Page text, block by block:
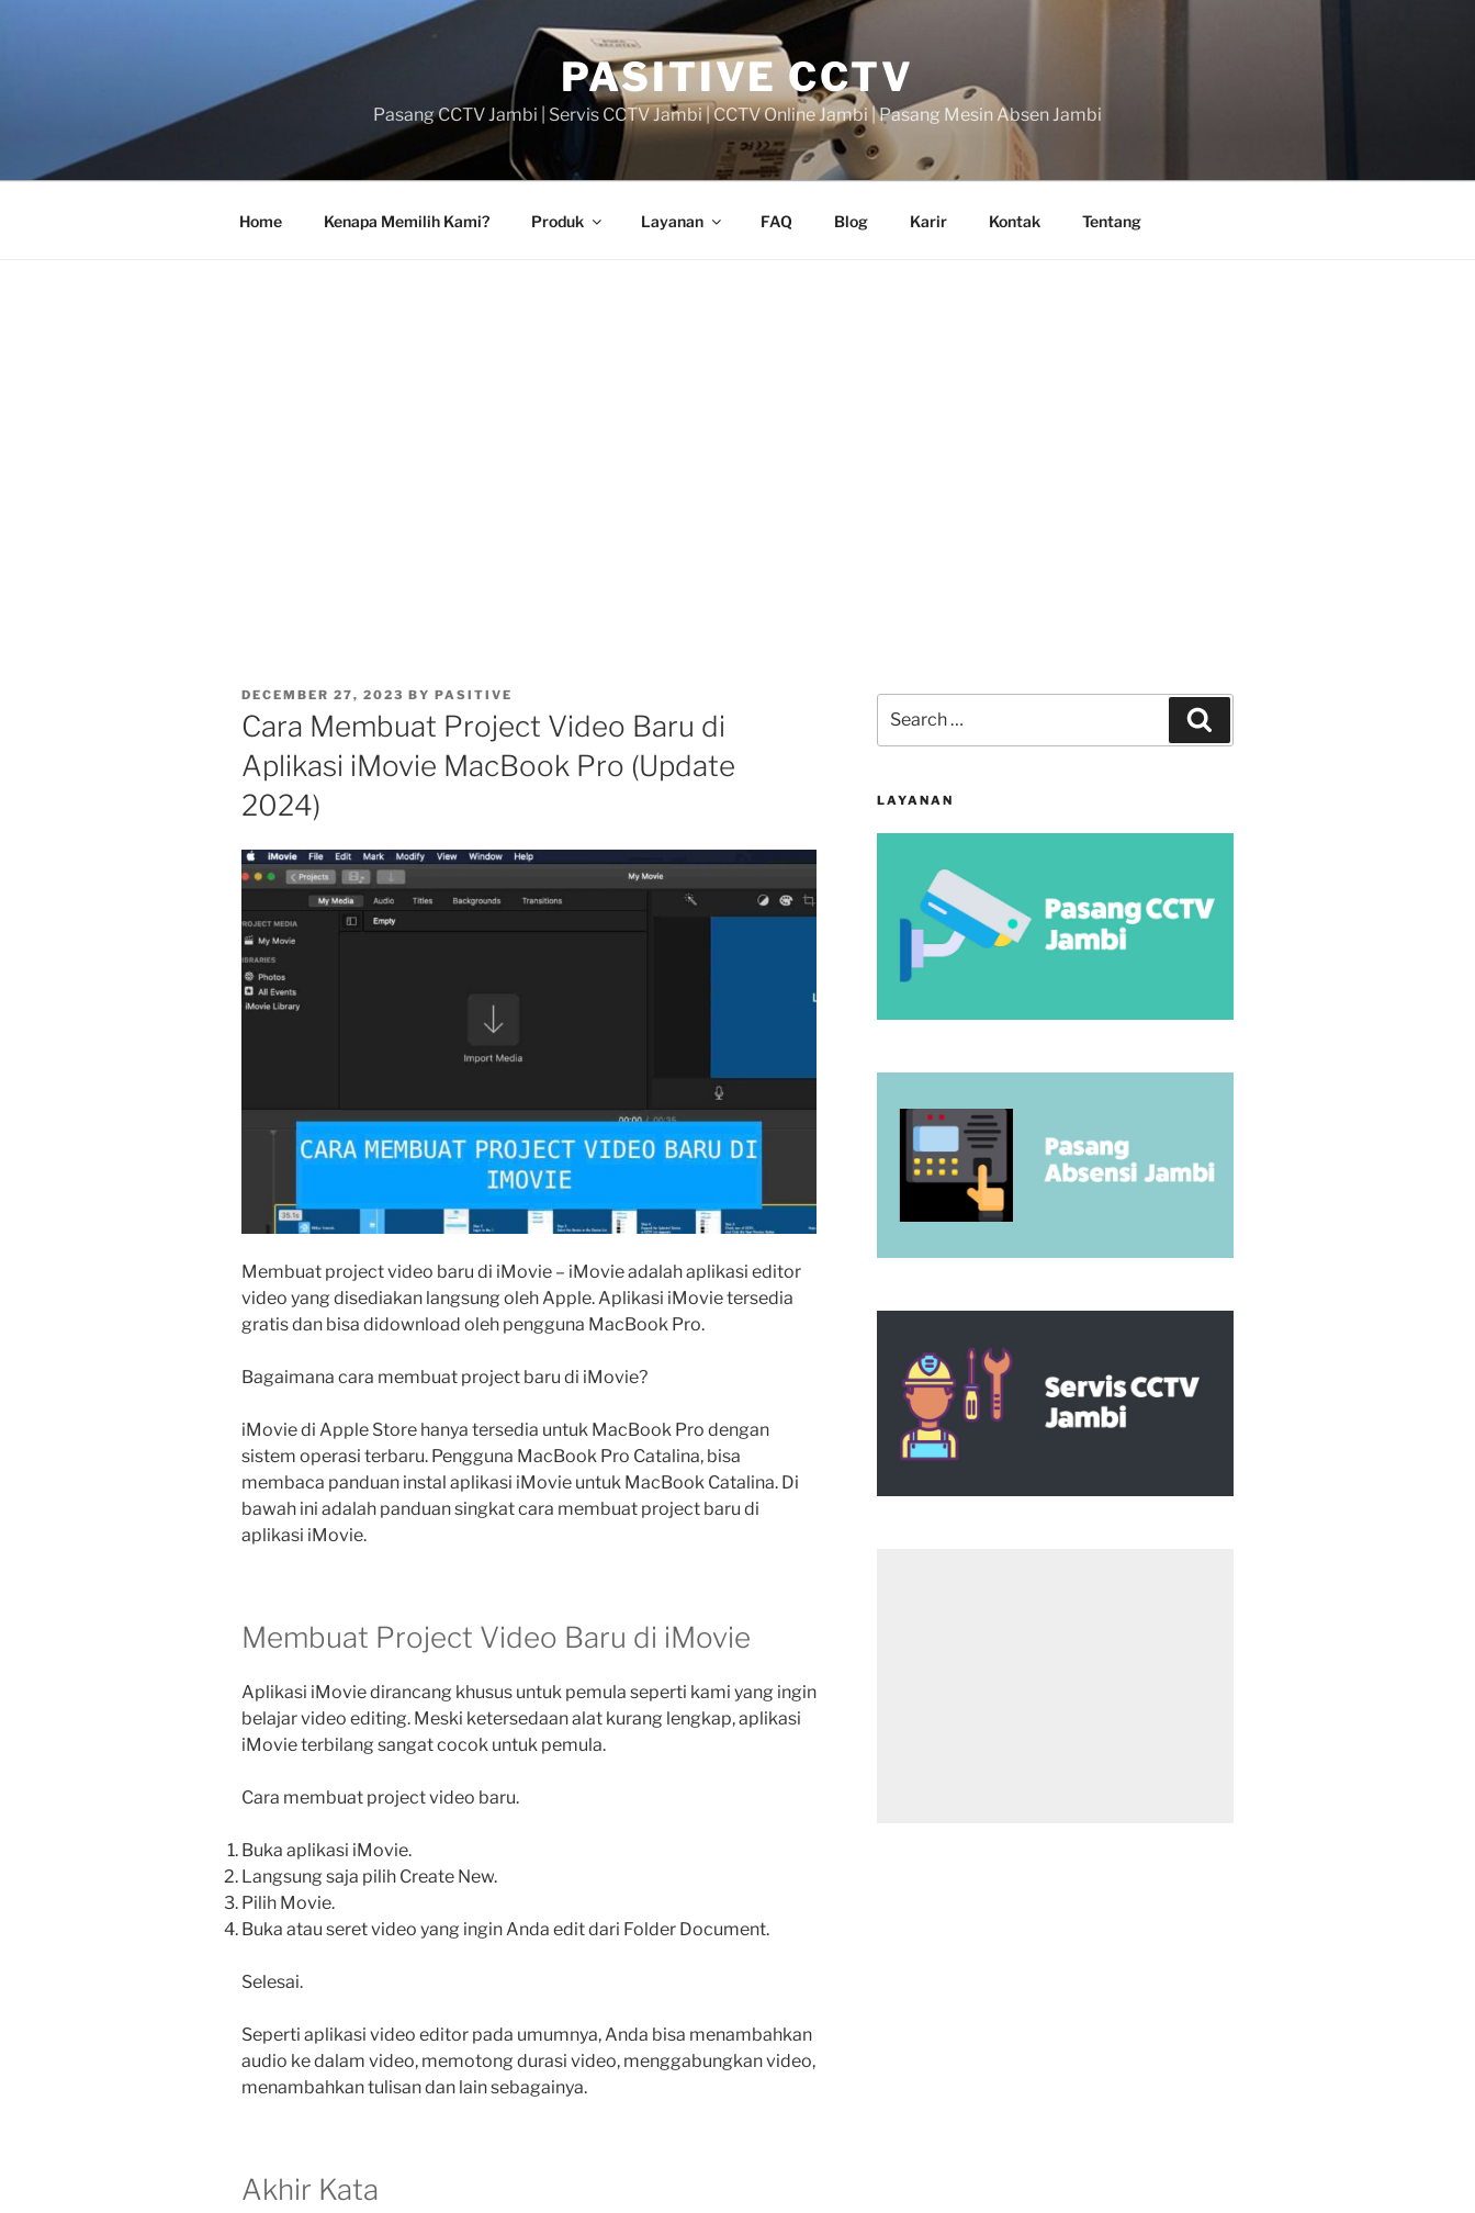
PASITIVE CCTV
Pasang CCTV Jambi | Servis CCTV Jambi | CCTV Online Jambi | Pasang Mesin Absen Jambi
Home Kenapa Memilih Kami? Produk Layanan FAQ Blog Karir Kontak Tentang
POSTED
ON
DECEMBER 27, 2023 BY PASITIVE
Cara Membuat Project Video Baru di
Aplikasi iMovie MacBook Pro (Update
2024)
Membuat project video baru di iMovie – iMovie adalah aplikasi editor
video yang disediakan langsung oleh Apple. Aplikasi iMovie tersedia
gratis dan bisa didownload oleh pengguna MacBook Pro.
Bagaimana cara membuat project baru di iMovie?
iMovie di Apple Store hanya tersedia untuk MacBook Pro dengan
sistem operasi terbaru. Pengguna MacBook Pro Catalina, bisa
membaca panduan instal aplikasi iMovie untuk MacBook Catalina. Di
bawah ini adalah panduan singkat cara membuat project baru di
aplikasi iMovie.
Membuat Project Video Baru di iMovie
Aplikasi iMovie dirancang khusus untuk pemula seperti kami yang ingin
belajar video editing. Meski ketersedaan alat kurang lengkap, aplikasi
iMovie terbilang sangat cocok untuk pemula.
Cara membuat project video baru.
Buka aplikasi iMovie.
Langsung saja pilih Create New.
Pilih Movie.
Buka atau seret video yang ingin Anda edit dari Folder Document.
Selesai.
Seperti aplikasi video editor pada umumnya, Anda bisa menambahkan
audio ke dalam video, memotong durasi video, menggabungkan video,
menambahkan tulisan dan lain sebagainya.
Akhir Kata
for:
LAYANAN